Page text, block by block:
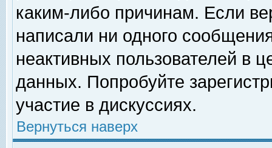
каким-либо причинам. Если
написали ни одного
неактивных пользователей в
данных. Попробуйте
участие в дискуссиях.
Вернуться наверх